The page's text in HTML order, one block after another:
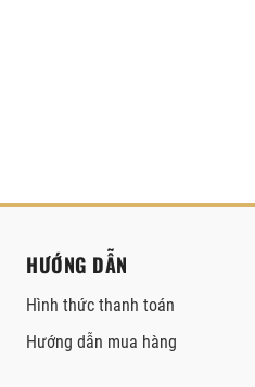
HƯỚNG DẪN
Hình thức thanh toán
Hướng dẫn mua hàng